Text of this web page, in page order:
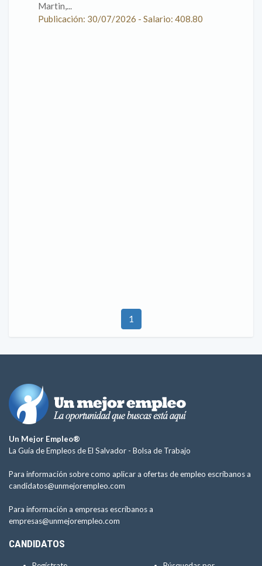
Martin,...
Publicación: 30/07/2026 - Salario: 408.80
1
Un Mejor Empleo®
La Guía de Empleos de El Salvador - Bolsa de Trabajo
Para información sobre como aplicar a ofertas de empleo escríbanos a
candidatos@unmejorempleo.com
Para información a empresas escríbanos a
empresas@unmejorempleo.com
CANDIDATOS